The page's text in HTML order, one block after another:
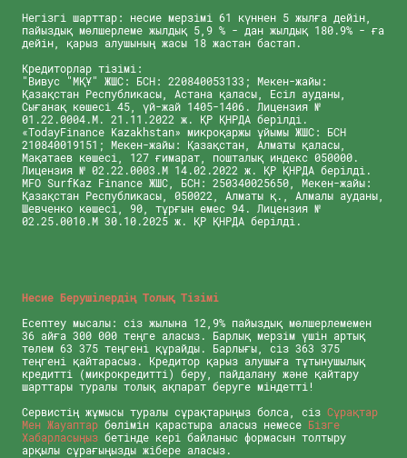
Негізгі шарттар: несие мерзімі 61 күннен 5 жылға дейін,
пайыздық мөлшерлеме жылдық 5,9 % - дан жылдық 180.9% - ға
дейін, қарыз алушының жасы 18 жастан бастап.
Кредиторлар тізімі:
"Вивус "МҚҰ" ЖШС: БСН: 220840053133; Мекен-жайы:
Қазақстан Республикасы, Астана қаласы, Есіл ауданы,
Сығанақ көшесі 45, үй-жай 1405-1406. Лицензия №
01.22.0004.M. 21.11.2022 ж. ҚР ҚНРДА берілді.
«TodayFinance Kazakhstan» микроқаржы ұйымы ЖШС: БСН
210840019151; Мекен-жайы: Қазақстан, Алматы қаласы,
Мақатаев көшесі, 127 ғимарат, пошталық индекс 050000.
Лицензия № 02.22.0003.М 14.02.2022 ж. ҚР ҚНРДА берілді.
MFO SurfKaz Finance ЖШС, БСН: 250340025650, Мекен-жайы:
Қазақстан Республикасы, 050022, Алматы қ., Алмалы ауданы,
Шевченко көшесі, 90, тұрғын емес 94. Лицензия №
02.25.0010.М 30.10.2025 ж. ҚР ҚНРДА берілді.
Несие Берушілердің Толық Тізімі
Есептеу мысалы: сіз жылына 12,9% пайыздық мөлшерлемемен
36 айға 300 000 теңге аласыз. Барлық мерзім үшін артық
төлем 63 375 теңгені құрайды. Барлығы, сіз 363 375
теңгені қайтарасыз. Кредитор қарыз алушыға тұтынушылық
кредитті (микрокредитті) беру, пайдалану және қайтару
шарттары туралы толық ақпарат беруге міндетті!
Сервистің жұмысы туралы сұрақтарыңыз болса, сіз Сұрақтар
Мен Жауаптар бөлімін қарастыра аласыз немесе Бізге
Хабарласыңыз бетінде кері байланыс формасын толтыру
арқылы сұрағыңызды жібере аласыз.